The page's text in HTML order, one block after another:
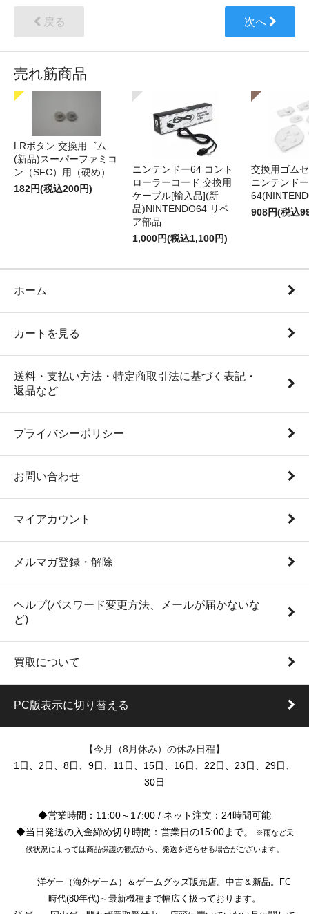
戻る 次へ
売れ筋商品
LRボタン 交換用ゴム
(新品)スーパーファミコ
ン（SFC）用（硬め）
182円(税込200円)
ニンテンドー64 コント
ローラーコード 交換用
ケーブル[輸入品](新
品)NINTENDO64 リペ
ア部品
1,000円(税込1,100円)
交換用ゴム
ニンテンドー
908円(税込
ホーム
カートを見る
送料・支払い方法・特定商取引法に基づく表記・
返品など
プライバシーポリシー
お問い合わせ
マイアカウント
メルマガ登録・解除
ヘルプ(パスワード変更方法、メールが届かないな
ど)
買取について
PC版表示に切り替える
【今月（8月休み）の休み日程】
1日、2日、8日、9日、11日、15日、16日、22日、23日、29日、
30日
◆営業時間：11:00～17:00 / ネット注文：24時間可能
◆当日発送の入金締め切り時間：営業日の15:00まで。
※雨など天
候状況によっては商品保護の観点から、発送を遅らせる場合がございます。
洋ゲー（海外ゲーム）＆ゲームグッズ販売店。中古＆新品。FC
時代(80年代)～最新機種まで幅広く扱っております。